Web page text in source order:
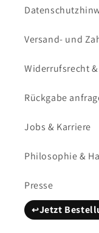
Versand- und
Widerrufsrecht
Rückgabe
Jobs & Karriere
Philosophie &
Presse
Jetzt